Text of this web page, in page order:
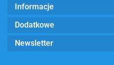
Informacje
Dodatkowe
Newsletter